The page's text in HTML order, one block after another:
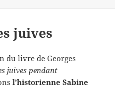
juives
du livre de Georges
juives pendant
l’historienne Sabine